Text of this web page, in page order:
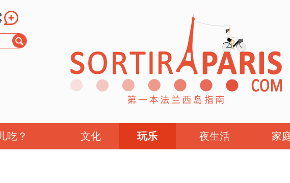
吃？ 文化 玩乐 夜生活 家